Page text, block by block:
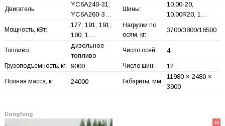
Двигатель:
YC6A240-31;
YC6A260-3…
Шины:
10.00-20,
10.00R20, 1…
Мощность, кВт:
177; 191; 191;
180; 1…
Нагрузки по
осям, кг:
3700/3800/16500
Топливо:
дизельное
топливо
Число осей: 4
Грузоподъемность, кг: 9000 Число шин: 12
Полная масса, кг: 24000 Габариты, мм:
11980 × 2480 ×
3900
Dongfeng
33